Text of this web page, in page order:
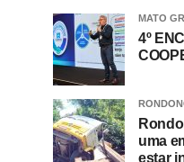
MATO
4º
uma
estar